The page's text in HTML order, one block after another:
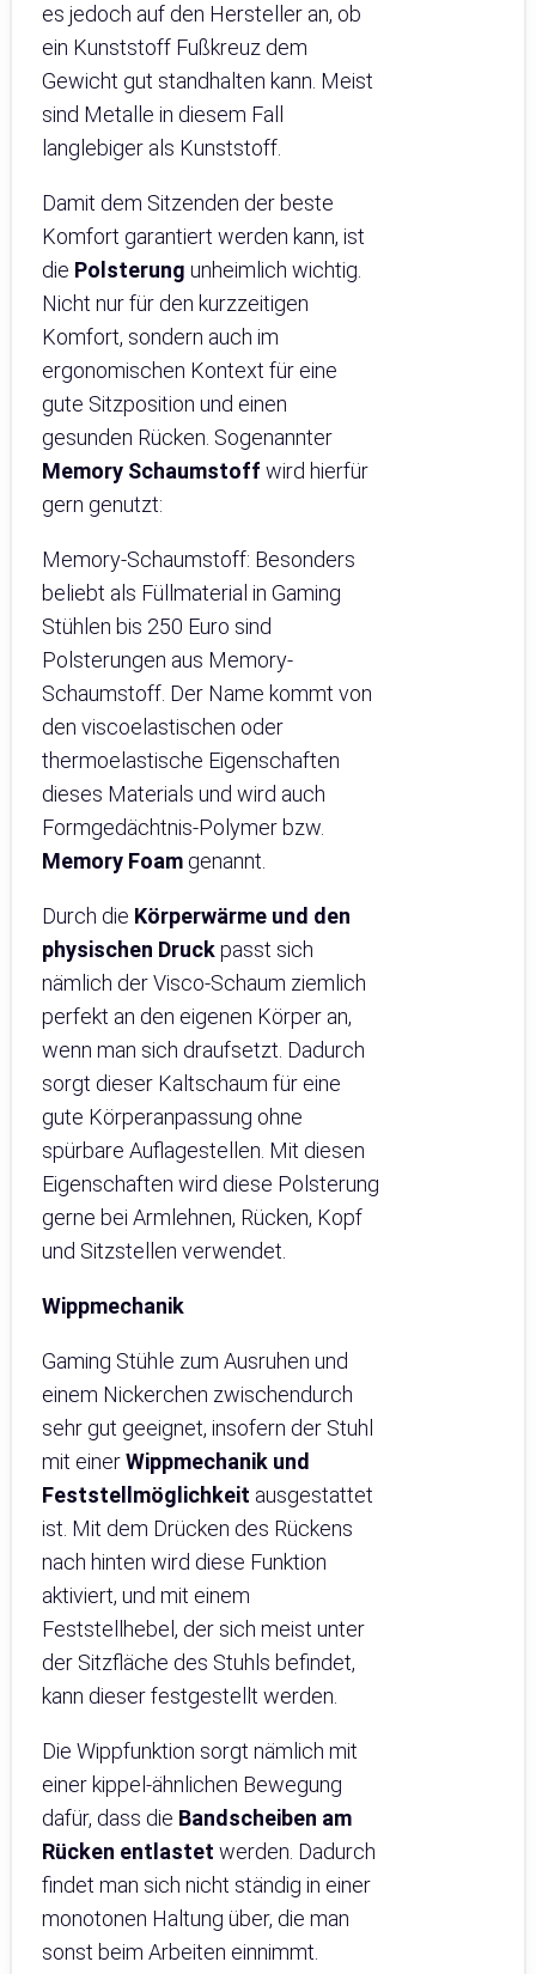
es jedoch auf den Hersteller an, ob
ein Kunststoff Fußkreuz dem
Gewicht gut standhalten kann. Meist
sind Metalle in diesem Fall
langlebiger als Kunststoff.
Damit dem Sitzenden der beste
Komfort garantiert werden kann, ist
die Polsterung unheimlich wichtig.
Nicht nur für den kurzzeitigen
Komfort, sondern auch im
ergonomischen Kontext für eine
gute Sitzposition und einen
gesunden Rücken. Sogenannter
Memory Schaumstoff wird hierfür
gern genutzt:
Memory-Schaumstoff: Besonders
beliebt als Füllmaterial in Gaming
Stühlen bis 250 Euro sind
Polsterungen aus Memory-
Schaumstoff. Der Name kommt von
den viscoelastischen oder
thermoelastische Eigenschaften
dieses Materials und wird auch
Formgedächtnis-Polymer bzw.
Memory Foam genannt.
Durch die Körperwärme und den
physischen Druckpasst sich
nämlich der Visco-Schaum ziemlich
perfekt an den eigenen Körper an,
wenn man sich draufsetzt. Dadurch
sorgt dieser Kaltschaum für eine
gute Körperanpassung ohne
spürbare Auflagestellen. Mit diesen
Eigenschaften wird diese Polsterung
gerne bei Armlehnen, Rücken, Kopf
und Sitzstellen verwendet.
Wippmechanik
Gaming Stühle zum Ausruhen und
einem Nickerchen zwischendurch
sehr gut geeignet, insofern der Stuhl
mit einerWippmechanik und
Feststellmöglichkeit ausgestattet
ist. Mit dem Drücken des Rückens
nach hinten wird diese Funktion
aktiviert, und mit einem
Feststellhebel, der sich meist unter
der Sitzfläche des Stuhls befindet,
kann dieser festgestellt werden.
Die Wippfunktion sorgt nämlich mit
einer kippel-ähnlichen Bewegung
dafür, dass die Bandscheiben am
Rücken entlastet werden. Dadurch
findet man sich nicht ständig in einer
monotonen Haltung über, die man
sonst beim Arbeiten einnimmt.